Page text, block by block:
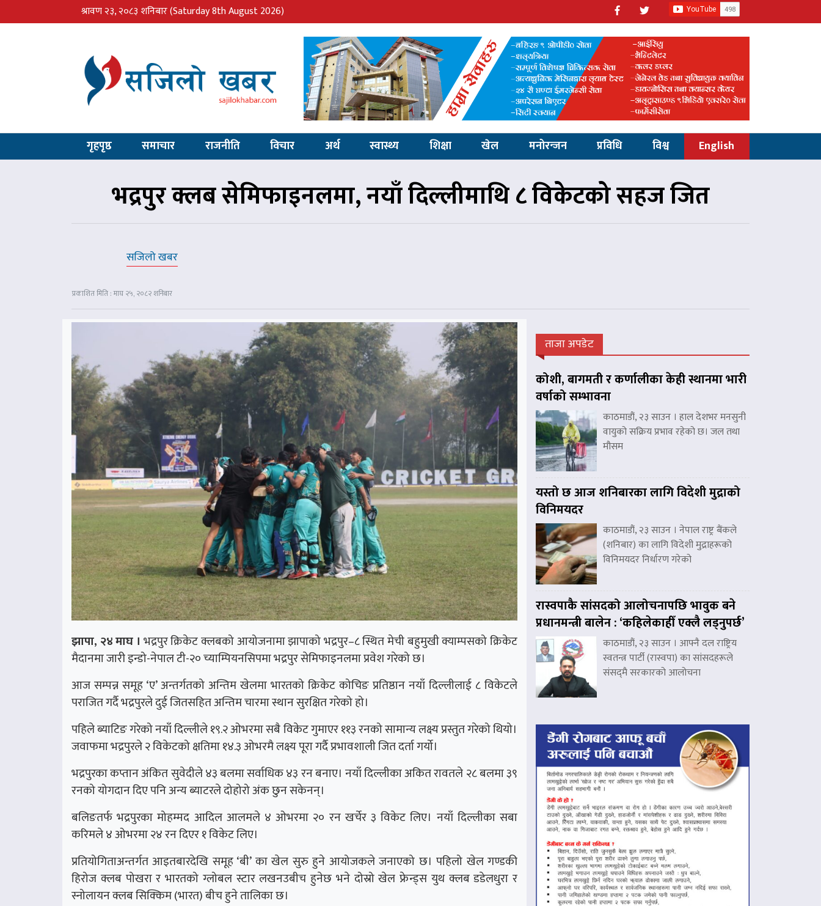
श्रावण २३, २०८३ शनिबार(Saturday 8th August 2026)
गृहपृष्ठ समाचार राजनीति विचार अर्थ स्वास्थ्य शिक्षा खेल मनोरन्जन प्रविधि विश्व English
भद्रपुर क्लब सेमिफाइनलमा, नयाँ दिल्लीमाथि ८ विकेटको सहज जित
सजिलो खबर
प्रकाशित मिति : माघ २५, २०८२ शनिबार
झापा, २४ माघ । भद्रपुर क्रिकेट क्लबको आयोजनामा झापाको भद्रपुर–८ स्थित मेची बहुमुखी क्याम्पसको क्रिकेट
मैदानमा जारी इन्डो-नेपाल टी-२० च्याम्पियनसिपमा भद्रपुर सेमिफाइनलमा प्रवेश गरेको छ।
आज सम्पन्न समूह ‘ए’ अन्तर्गतको अन्तिम खेलमा भारतको क्रिकेट कोचिङ प्रतिष्ठान नयाँ दिल्लीलाई ८ विकेटले
पराजित गर्दै भद्रपुरले दुई जितसहित अन्तिम चारमा स्थान सुरक्षित गरेको हो।
पहिले ब्याटिङ गरेको नयाँ दिल्लीले १९.२ ओभरमा सबै विकेट गुमाएर ११३ रनको सामान्य लक्ष्य प्रस्तुत गरेको थियो।
जवाफमा भद्रपुरले २ विकेटको क्षतिमा १४.३ ओभरमै लक्ष्य पूरा गर्दै प्रभावशाली जित दर्ता गर्यो।
भद्रपुरका कप्तान अंकित सुवेदीले ४३ बलमा सर्वाधिक ४३ रन बनाए। नयाँ दिल्लीका अकित रावतले २८ बलमा ३९
रनको योगदान दिए पनि अन्य ब्याटरले दोहोरो अंक छुन सकेनन्।
बलिङतर्फ भद्रपुरका मोहम्मद आदिल आलमले ४ ओभरमा २० रन खर्चेर ३ विकेट लिए। नयाँ दिल्लीका सबा
करिमले ४ ओभरमा २४ रन दिएर १ विकेट लिए।
प्रतियोगिताअन्तर्गत आइतबारदेखि समूह ‘बी’ का खेल सुरु हुने आयोजकले जनाएको छ। पहिलो खेल गण्डकी
हिरोज क्लब पोखरा र भारतको ग्लोबल स्टार लखनउबीच हुनेछ भने दोस्रो खेल फ्रेन्ड्स युथ क्लब डडेलधुरा र
स्नोलायन क्लब सिक्किम (भारत) बीच हुने तालिका छ।
ताजा अपडेट
कोशी, बागमती र कर्णालीका केही स्थानमा भारी
वर्षाको सम्भावना
काठमाडौं, २३ साउन । हाल देशभर मनसुनी
वायुको सक्रिय प्रभाव रहेको छ। जल तथा
मौसम
यस्तो छ आज शनिबारका लागि विदेशी मुद्राको
विनिमयदर
काठमाडौं, २३ साउन । नेपाल राष्ट्र बैंकले
(शनिबार) का लागि विदेशी मुद्राहरूको
विनिमयदर निर्धारण गरेको
रास्वपाकै सांसदको आलोचनापछि भावुक बने
प्रधानमन्त्री बालेन : ‘कहिलेकाहीँ एक्लै लड्नुपर्छ’
काठमाडौं, २३ साउन । आफ्नै दल राष्ट्रिय
स्वतन्त्र पार्टी (रास्वपा) का सांसदहरूले
संसद्‌मै सरकारको आलोचना